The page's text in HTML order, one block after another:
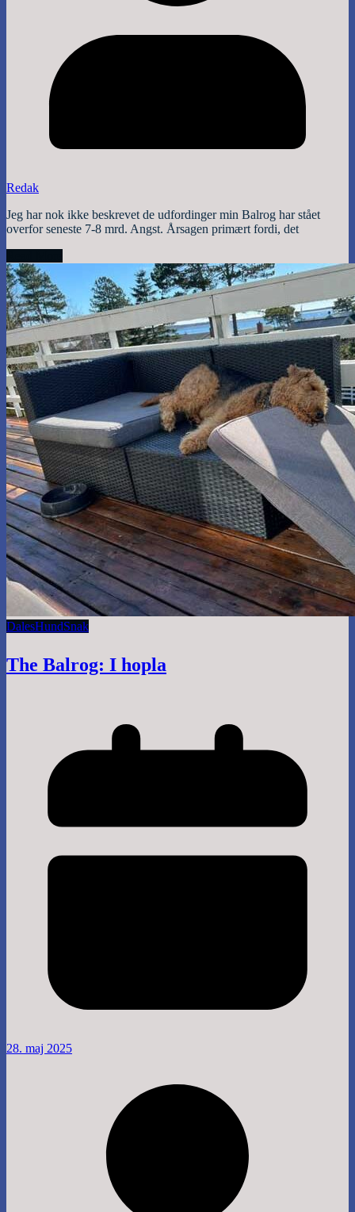
Redak
Jeg har nok ikke beskrevet de udfordinger min Balrog har stået
overfor seneste 7-8 mrd. Angst. Årsagen primært fordi, det
DalesHundSnak
The Balrog: I hopla
28. maj 2025